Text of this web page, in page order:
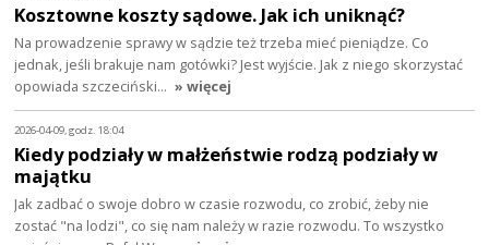
Kosztowne koszty sądowe. Jak ich uniknąć?
Na prowadzenie sprawy w sądzie też trzeba mieć pieniądze. Co
jednak, jeśli brakuje nam gotówki? Jest wyjście. Jak z niego skorzystać
opowiada szczeciński… » więcej
2026-04-09, godz. 18:04
Kiedy podziały w małżeństwie rodzą podziały w
majątku
Jak zadbać o swoje dobro w czasie rozwodu, co zrobić, żeby nie
zostać "na lodzi", co się nam należy w razie rozwodu. To wszystko